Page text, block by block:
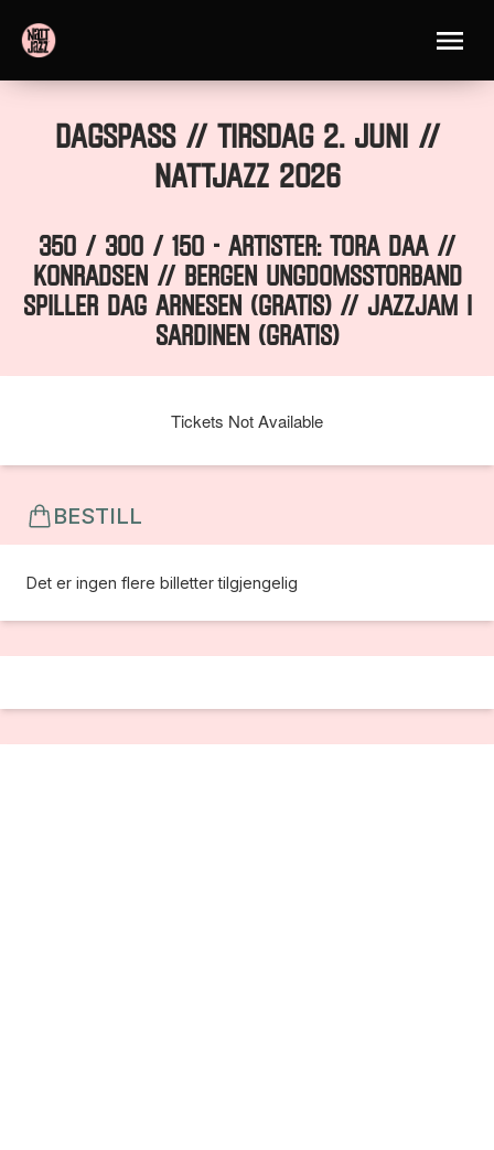
Dagspass // TIRSDAG 2. JUNI //
Nattjazz 2026
350 / 300 / 150 - ARTISTER: TORA DAA //
KONRADSEN // BERGEN UNGDOMSSTORBAND
SPILLER DAG ARNESEN (gratis) // JAZZJAM I
SARDINEN (gratis)
Tickets Not Available
BESTILL
Det er ingen flere billetter tilgjengelig